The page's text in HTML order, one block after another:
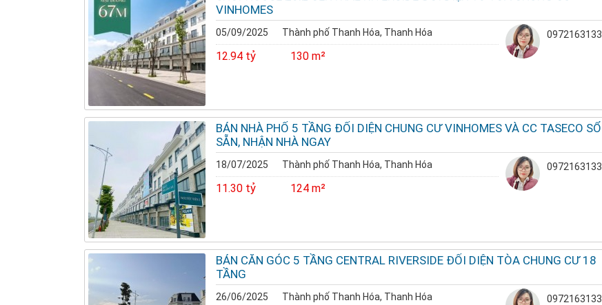
VINHOMES
05/09/2025 Thành phố Thanh Hóa, Thanh Hóa
12.94 tỷ 130 m²
0972163133
BÁN NHÀ PHỐ 5 TẦNG ĐỐI DIỆN CHUNG CƯ VINHOMES VÀ CC TASECO SỔ
SẴN, NHẬN NHÀ NGAY
18/07/2025 Thành phố Thanh Hóa, Thanh Hóa
11.30 tỷ 124 m²
0972163133
BÁN CĂN GÓC 5 TẦNG CENTRAL RIVERSIDE ĐỐI DIỆN TÒA CHUNG CƯ 18
TẦNG
26/06/2025 Thành phố Thanh Hóa, Thanh Hóa 0972163133